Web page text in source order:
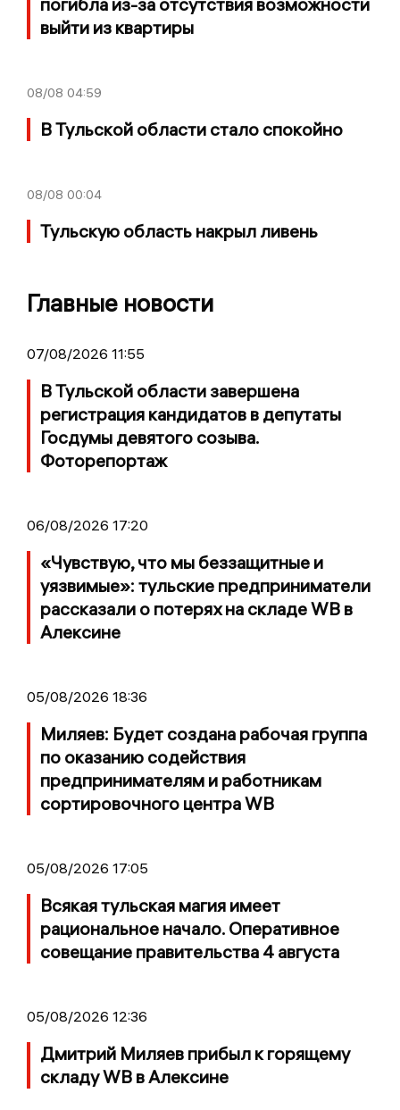
выйти из квартиры
08/08 04:59
В Тульской области стало спокойно
08/08 00:04
Тульскую область накрыл ливень
Главные новости
07/08/2026 11:55
В Тульской области завершена
регистрация кандидатов в депутаты
Госдумы девятого созыва.
Фоторепортаж
06/08/2026 17:20
«Чувствую, что мы беззащитные и
уязвимые»: тульские предприниматели
рассказали о потерях на складе WB в
Алексине
05/08/2026 18:36
Миляев: Будет создана рабочая группа
по оказанию содействия
предпринимателям и работникам
сортировочного центра WB
05/08/2026 17:05
Всякая тульская магия имеет
рациональное начало. Оперативное
совещание правительства 4 августа
05/08/2026 12:36
Дмитрий Миляев прибыл к горящему
складу WB в Алексине